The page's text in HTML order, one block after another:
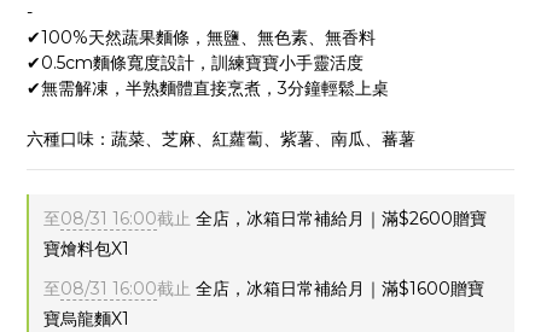
-
✔100%天然蔬果麵條，無鹽、無色素、無香料
✔0.5cm麵條寬度設計，訓練寶寶小手靈活度
✔無需解凍，半熟麵體直接烹煮，3分鐘輕鬆上桌
六種口味：蔬菜、芝麻、紅蘿蔔、紫薯、南瓜、蕃薯
至08/31 16:00截止 全店，冰箱日常補給月｜滿$2600贈寶
寶燴料包X1
至08/31 16:00截止 全店，冰箱日常補給月｜滿$1600贈寶
寶烏龍麵X1